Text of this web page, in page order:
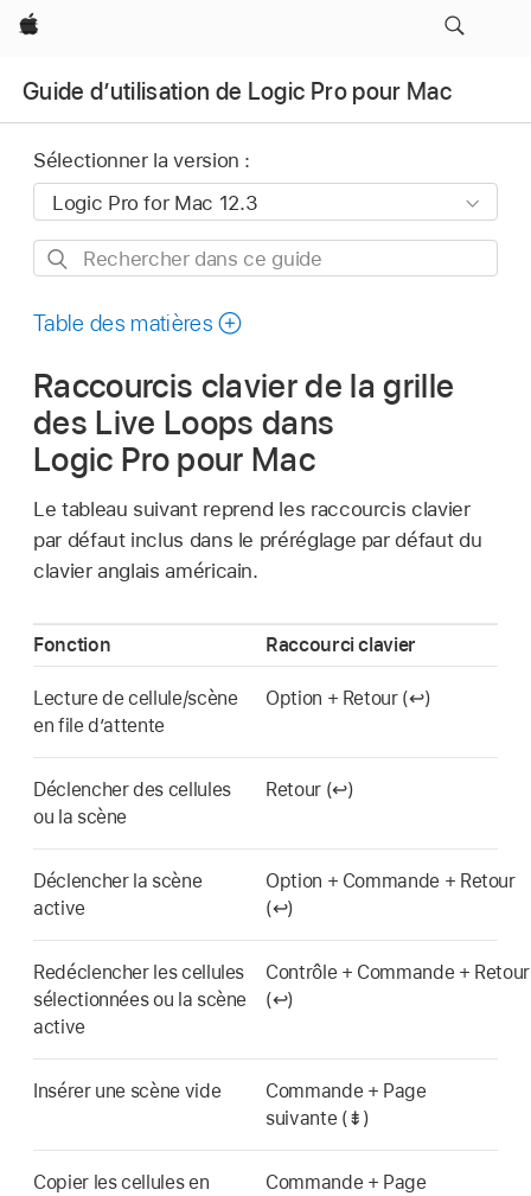
Apple
Guide d’utilisation de Logic Pro pour Mac
Sélectionner la version :
Rechercher
ce
Table des matières
Raccourcis clavier de la grille
des Live Loops dans
Logic Pro pour Mac
Le tableau suivant reprend les raccourcis clavier
par défaut inclus dans le préréglage par défaut du
clavier anglais américain.
Fonction Raccourci clavier
Lecture de cellule/scène
en file d’attente
Option + Retour (↩)
Déclencher des cellules
ou la scène
Retour (↩)
Déclencher la scène
active
Option + Commande + Retour
(↩)
Redéclencher les cellules
sélectionnées ou la scène
active
Contrôle + Commande + Retour
(↩)
Insérer une scène vide
Commande + Page
suivante (⇟)
Copier les cellules en
Commande + Page